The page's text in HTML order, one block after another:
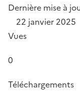
Dernière mise à
22 janvier 2025
Vues
0
Téléchargements